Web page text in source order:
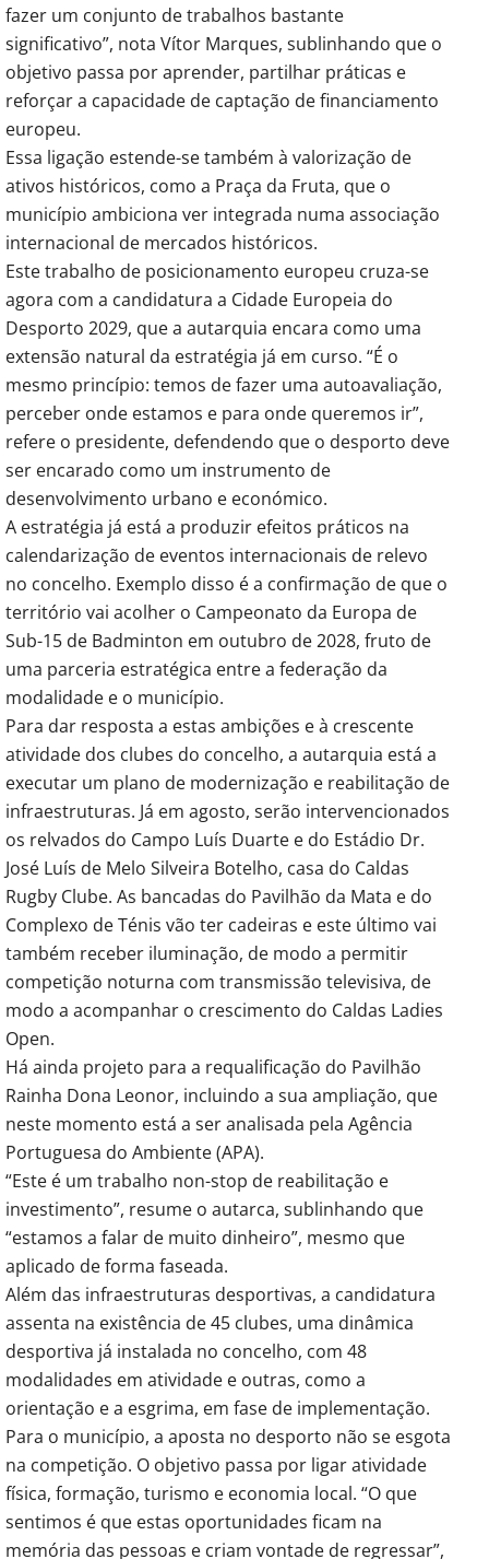
fazer um conjunto de trabalhos bastante
significativo”, nota Vítor Marques, sublinhando que o
objetivo passa por aprender, partilhar práticas e
reforçar a capacidade de captação de financiamento
europeu.
Essa ligação estende-se também à valorização de
ativos históricos, como a Praça da Fruta, que o
município ambiciona ver integrada numa associação
internacional de mercados históricos.
Este trabalho de posicionamento europeu cruza-se
agora com a candidatura a Cidade Europeia do
Desporto 2029, que a autarquia encara como uma
extensão natural da estratégia já em curso. “É o
mesmo princípio: temos de fazer uma autoavaliação,
perceber onde estamos e para onde queremos ir”,
refere o presidente, defendendo que o desporto deve
ser encarado como um instrumento de
desenvolvimento urbano e económico.
A estratégia já está a produzir efeitos práticos na
calendarização de eventos internacionais de relevo
no concelho. Exemplo disso é a confirmação de que o
território vai acolher o Campeonato da Europa de
Sub-15 de Badminton em outubro de 2028, fruto de
uma parceria estratégica entre a federação da
modalidade e o município.
Para dar resposta a estas ambições e à crescente
atividade dos clubes do concelho, a autarquia está a
executar um plano de modernização e reabilitação de
infraestruturas. Já em agosto, serão intervencionados
os relvados do Campo Luís Duarte e do Estádio Dr.
José Luís de Melo Silveira Botelho, casa do Caldas
Rugby Clube. As bancadas do Pavilhão da Mata e do
Complexo de Ténis vão ter cadeiras e este último vai
também receber iluminação, de modo a permitir
competição noturna com transmissão televisiva, de
modo a acompanhar o crescimento do Caldas Ladies
Open.
Há ainda projeto para a requalificação do Pavilhão
Rainha Dona Leonor, incluindo a sua ampliação, que
neste momento está a ser analisada pela Agência
Portuguesa do Ambiente (APA).
“Este é um trabalho non-stop de reabilitação e
investimento”, resume o autarca, sublinhando que
“estamos a falar de muito dinheiro”, mesmo que
aplicado de forma faseada.
Além das infraestruturas desportivas, a candidatura
assenta na existência de 45 clubes, uma dinâmica
desportiva já instalada no concelho, com 48
modalidades em atividade e outras, como a
orientação e a esgrima, em fase de implementação.
Para o município, a aposta no desporto não se esgota
na competição. O objetivo passa por ligar atividade
física, formação, turismo e economia local. “O que
sentimos é que estas oportunidades ficam na
memória das pessoas e criam vontade de regressar”,